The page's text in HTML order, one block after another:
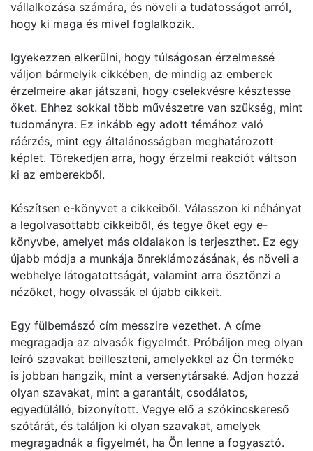
vállalkozása számára, és növeli a tudatosságot arról,
hogy ki maga és mivel foglalkozik.
Igyekezzen elkerülni, hogy túlságosan érzelmessé
váljon bármelyik cikkében, de mindig az emberek
érzelmeire akar játszani, hogy cselekvésre késztesse
őket. Ehhez sokkal több művészetre van szükség, mint
tudományra. Ez inkább egy adott témához való
ráérzés, mint egy általánosságban meghatározott
képlet. Törekedjen arra, hogy érzelmi reakciót váltson
ki az emberekből.
Készítsen e-könyvet a cikkeiből. Válasszon ki néhányat
a legolvasottabb cikkeiből, és tegye őket egy e-
könyvbe, amelyet más oldalakon is terjeszthet. Ez egy
újabb módja a munkája önreklámozásának, és növeli a
webhelye látogatottságát, valamint arra ösztönzi a
nézőket, hogy olvassák el újabb cikkeit.
Egy fülbemászó cím messzire vezethet. A címe
megragadja az olvasók figyelmét. Próbáljon meg olyan
leíró szavakat beilleszteni, amelyekkel az Ön terméke
is jobban hangzik, mint a versenytársaké. Adjon hozzá
olyan szavakat, mint a garantált, csodálatos,
egyedülálló, bizonyított. Vegye elő a szókincskereső
szótárát, és találjon ki olyan szavakat, amelyek
megragadnák a figyelmét, ha Ön lenne a fogyasztó.